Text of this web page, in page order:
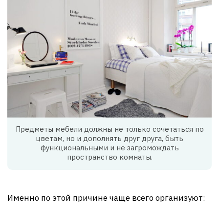
Предметы мебели должны не только сочетаться по
цветам, но и дополнять друг друга, быть
функциональными и не загромождать
пространство комнаты.
Именно по этой причине чаще всего организуют: